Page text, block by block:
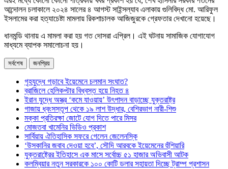
আন্দোলন চলাকালে ২০২৪ সালের ৪ আগস্ট সাইন্সল্যাব এলাকায় গুলিবিদ্ধ মো. আরিফুল
ইসলামের করা হত্যাচেষ্টা মামলায় রিকশাচালক আজিজুরকে গ্রেফতার দেখানো হয়েছে।
ধানমন্ডি থানায় এ মামলা করা হয় গত দোসরা এপ্রিল। এই ঘটনায় সামাজিক যোগাযোগ
মাধ্যমে ব্যাপক সমালোচনা হয়।
সর্বশেষ জনপ্রিয়
গৃহযুদ্ধে গড়াবে ইয়েমেনে চলমান সংঘাত?
ব্রাজিলে হেলিকপ্টার বিধ্বস্ত হয়ে নিহত ৪
ইরান যুদ্ধে অস্ত্র ‘কমে যাওয়ায়’ উৎপাদন বাড়াচ্ছে যুক্তরাষ্ট্র
গাজায় ধ্বংসস্তূপ থেকে ১৯ লাশ উদ্ধার, বেশিরভাগ নারী-শিশু
মক্কা প্রতিরক্ষা জোটে যোগ দিতে পারে মিসর
মোজতবা খামেনির ভিডিও প্রকাশ
সার্বিয়ায় ঐতিহাসিক সফরে গেলেন জেলেনস্কি
‘উসকানির জবাব দেওয়া হবে’, সৌদি আরবকে ইয়েমেনের হুঁশিয়ারি
যুক্তরাষ্ট্রের ইতিহাসে এক মাসে সর্বোচ্চ ৫১ হাজার অভিবাসী আটক
কলম্বিয়ার নতুন সরকারকে ১০০ কোটি ডলার সহায়তা দিচ্ছে ট্রাম্প প্রশাসন